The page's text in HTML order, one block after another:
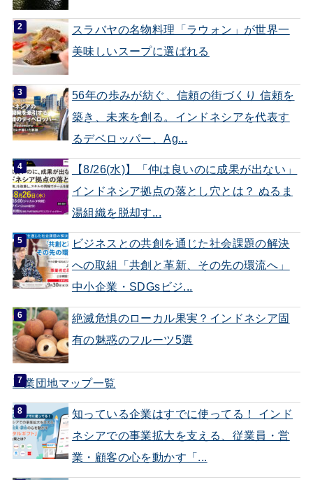
スラバヤの名物料理「ラウォン」が世界一
美味しいスープに選ばれる
56年の歩みが紡ぐ、信頼の街づくり 信頼を
築き、未来を創る。インドネシアを代表す
るデベロッパー、Ag...
【8/26(水)】「仲は良いのに成果が出ない」
インドネシア拠点の落とし穴とは？ ぬるま
湯組織を脱却す...
ビジネスとの共創を通じた社会課題の解決
への取組「共創と革新、その先の環流へ」
中小企業・SDGsビジ...
絶滅危惧のローカル果実？インドネシア固
有の魅惑のフルーツ5選
工業団地マップ一覧
知っている企業はすでに使ってる！ インド
ネシアでの事業拡大を支える、従業員・営
業・顧客の心を動かす「...